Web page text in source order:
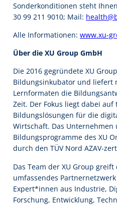
Sonderkonditionen steht
30 99 211 9010; Mail:
Alle Informationen: www.xu-
Über die XU Group GmbH
Die 2016 gegründete XU
Bildungsinkubator und liefert
Lernformaten die
Zeit. Der Fokus liegt dabei auf
Bildungslösungen für die
Wirtschaft. Das Unternehmen
Bildungsprogramme des XU
durch den TÜV Nord AZAV-
Das Team der XU Group
umfassendes
Expert*innen aus Industrie,
Forschung, Entwicklung,